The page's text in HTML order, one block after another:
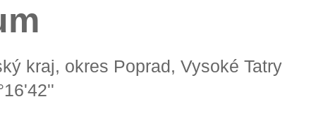
kraj, okres Poprad, Vysoké Tatry